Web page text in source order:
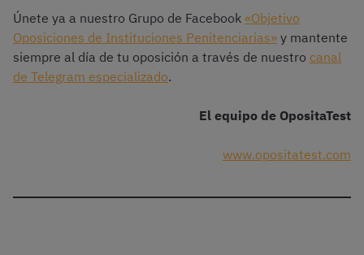
Únete ya a nuestro Grupo de Facebook «Objetivo
Oposiciones de Instituciones Penitenciarias» y mantente
siempre al día de tu oposición a través de nuestro canal
de Telegram especializado.
El equipo de OpositaTest
www.opositatest.com